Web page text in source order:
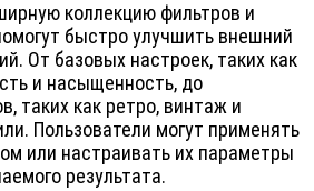
коллекцию фильтров и
быстро улучшить внешний
От базовых настроек, таких как
и насыщенность, до
таких как ретро, винтаж и
Пользователи могут применять
или настраивать их параметры
результата.